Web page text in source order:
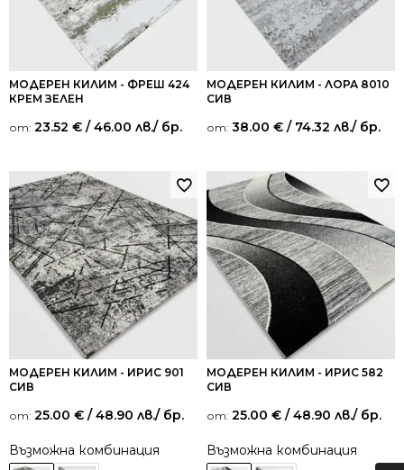
МОДЕРЕН КИЛИМ - ФРЕШ 424
КРЕМ ЗЕЛЕН
от: 23.52 € / 46.00 лв./ бр.
МОДЕРЕН КИЛИМ - ЛОРА 8010
СИВ
от: 38.00 € / 74.32 лв./ бр.
МОДЕРЕН КИЛИМ - ИРИС 901
СИВ
от: 25.00 € / 48.90 лв./ бр.
Възможна комбинация
МОДЕРЕН КИЛИМ - ИРИС 582
СИВ
от: 25.00 € / 48.90 лв./ бр.
Възможна комбинация